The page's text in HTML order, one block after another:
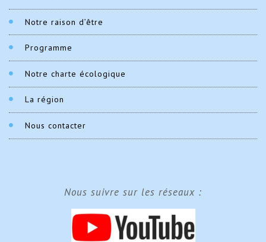
Notre raison d’être
Programme
Notre charte écologique
La région
Nous contacter
Nous suivre sur les réseaux :